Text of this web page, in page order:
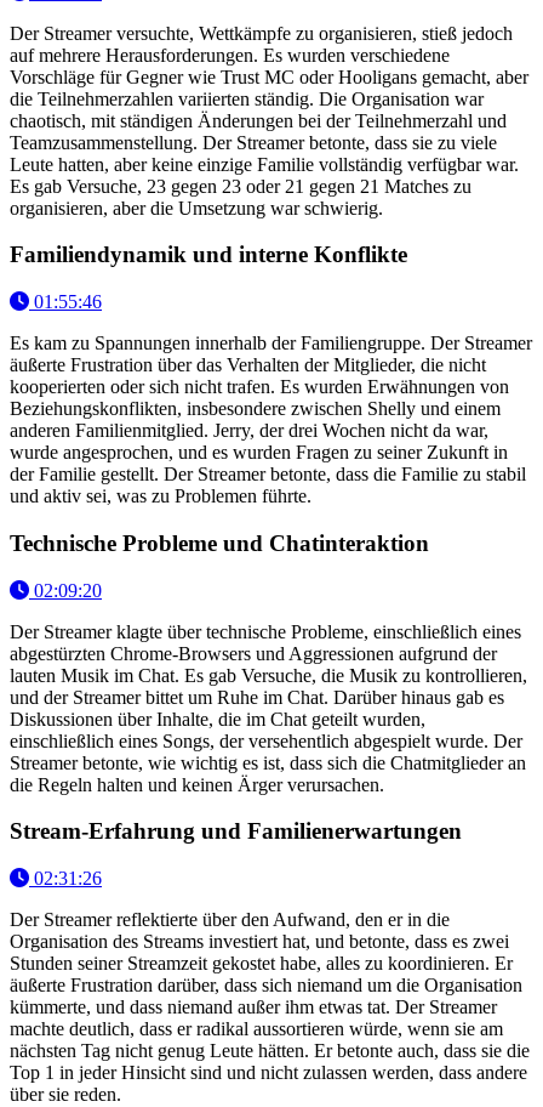
Der Streamer versuchte, Wettkämpfe zu organisieren, stieß jedoch
auf mehrere Herausforderungen. Es wurden verschiedene
Vorschläge für Gegner wie Trust MC oder Hooligans gemacht, aber
die Teilnehmerzahlen variierten ständig. Die Organisation war
chaotisch, mit ständigen Änderungen bei der Teilnehmerzahl und
Teamzusammenstellung. Der Streamer betonte, dass sie zu viele
Leute hatten, aber keine einzige Familie vollständig verfügbar war.
Es gab Versuche, 23 gegen 23 oder 21 gegen 21 Matches zu
organisieren, aber die Umsetzung war schwierig.
Familiendynamik und interne Konflikte
01:55:46
Es kam zu Spannungen innerhalb der Familiengruppe. Der Streamer
äußerte Frustration über das Verhalten der Mitglieder, die nicht
kooperierten oder sich nicht trafen. Es wurden Erwähnungen von
Beziehungskonflikten, insbesondere zwischen Shelly und einem
anderen Familienmitglied. Jerry, der drei Wochen nicht da war,
wurde angesprochen, und es wurden Fragen zu seiner Zukunft in
der Familie gestellt. Der Streamer betonte, dass die Familie zu stabil
und aktiv sei, was zu Problemen führte.
Technische Probleme und Chatinteraktion
02:09:20
Der Streamer klagte über technische Probleme, einschließlich eines
abgestürzten Chrome-Browsers und Aggressionen aufgrund der
lauten Musik im Chat. Es gab Versuche, die Musik zu kontrollieren,
und der Streamer bittet um Ruhe im Chat. Darüber hinaus gab es
Diskussionen über Inhalte, die im Chat geteilt wurden,
einschließlich eines Songs, der versehentlich abgespielt wurde. Der
Streamer betonte, wie wichtig es ist, dass sich die Chatmitglieder an
die Regeln halten und keinen Ärger verursachen.
Stream-Erfahrung und Familienerwartungen
02:31:26
Der Streamer reflektierte über den Aufwand, den er in die
Organisation des Streams investiert hat, und betonte, dass es zwei
Stunden seiner Streamzeit gekostet habe, alles zu koordinieren. Er
äußerte Frustration darüber, dass sich niemand um die Organisation
kümmerte, und dass niemand außer ihm etwas tat. Der Streamer
machte deutlich, dass er radikal aussortieren würde, wenn sie am
nächsten Tag nicht genug Leute hätten. Er betonte auch, dass sie die
Top 1 in jeder Hinsicht sind und nicht zulassen werden, dass andere
über sie reden.